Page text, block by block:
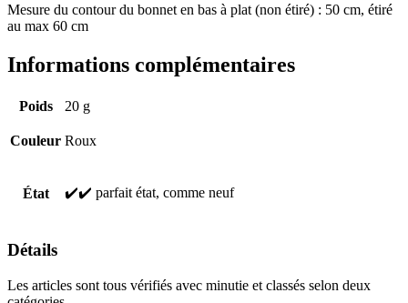
Mesure du contour du bonnet en bas à plat (non étiré) : 50 cm, étiré
au max 60 cm
Informations complémentaires
Poids 20 g
Couleur Roux
État ✔️✔️ parfait état, comme neuf
Détails
Les articles sont tous vérifiés avec minutie et classés selon deux